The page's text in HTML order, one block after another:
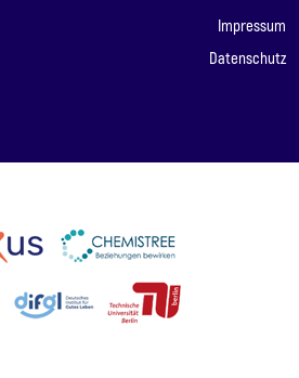
Impressum
Datenschutz